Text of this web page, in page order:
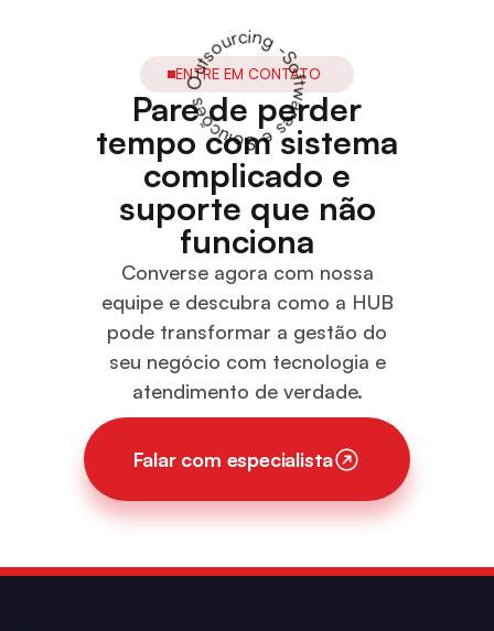
Softwares e Solucões Outsourcing -
ENTRE EM CONTATO
Pare de perder
tempo com sistema
complicado e
suporte que não
funciona
Converse agora com nossa
equipe e descubra como a HUB
pode transformar a gestão do
seu negócio com tecnologia e
atendimento de verdade.
Falar com especialista